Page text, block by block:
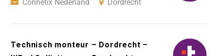
Connetix Nederland
Dordrecht
Technisch monteur – Dordrecht –